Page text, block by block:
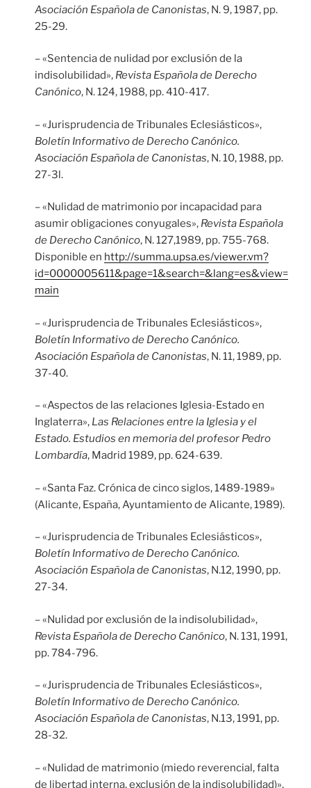
Asociación Española de Canonistas, N. 9, 1987, pp.
25-29.
– «Sentencia de nulidad por exclusión de la
indisolubilidad», Revista Española de Derecho
Canónico, N. 124, 1988, pp. 410-417.
– «Jurisprudencia de Tribunales Eclesiásticos»,
Boletín Informativo de Derecho Canónico.
Asociación Española de Canonistas, N. 10, 1988, pp.
27-3l.
– «Nulidad de matrimonio por incapacidad para
asumir obligaciones conyugales», Revista Española
de Derecho Canónico, N. 127,1989, pp. 755-768.
Disponible en http://summa.upsa.es/viewer.vm?
id=0000005611&page=1&search=&lang=es&view=
main
– «Jurisprudencia de Tribunales Eclesiásticos»,
Boletín Informativo de Derecho Canónico.
Asociación Española de Canonistas, N. 11, 1989, pp.
37-40.
– «Aspectos de las relaciones Iglesia-Estado en
Inglaterra», Las Relaciones entre la Iglesia y el
Estado. Estudios en memoria del profesor Pedro
Lombardía, Madrid 1989, pp. 624-639.
– «Santa Faz. Crónica de cinco siglos, 1489-1989»
(Alicante, España, Ayuntamiento de Alicante, 1989).
– «Jurisprudencia de Tribunales Eclesiásticos»,
Boletín Informativo de Derecho Canónico.
Asociación Española de Canonistas, N.12, 1990, pp.
27-34.
– «Nulidad por exclusión de la indisolubilidad»,
Revista Española de Derecho Canónico, N. 131, 1991,
pp. 784-796.
– «Jurisprudencia de Tribunales Eclesiásticos»,
Boletín Informativo de Derecho Canónico.
Asociación Española de Canonistas, N.13, 1991, pp.
28-32.
– «Nulidad de matrimonio (miedo reverencial, falta
de libertad interna, exclusión de la indisolubilidad)»,